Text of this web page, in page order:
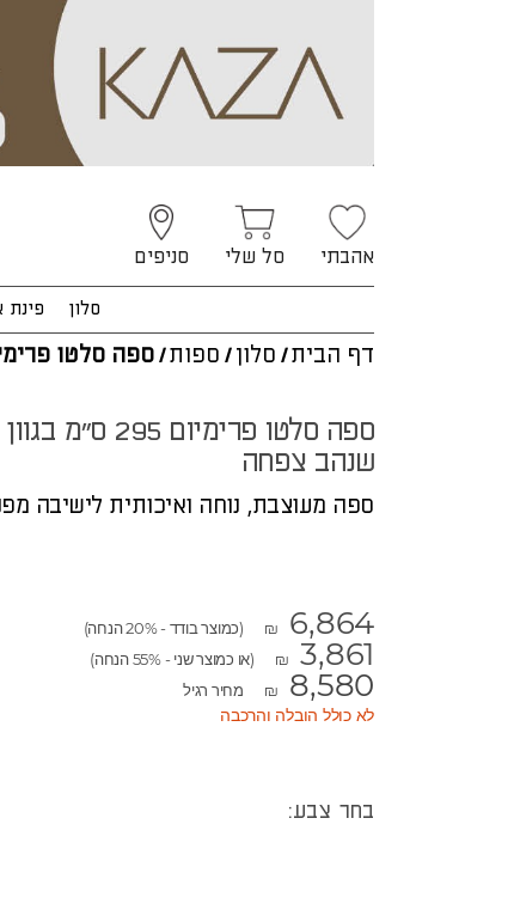
אהבתי סל שלי סניפים
סלון פינת
דף הבית/ סלון / ספות/ ספה סלטו
ספה סלטו פרימיום 295 ס"מ בגוון
שנהב צפחה
ספה מעוצבת, נוחה ואיכותית לישיבה
₪ 6,864 (כמוצר בודד - 20% הנחה)
₪ 3,861 (או כמוצר שני - 55% הנחה)
₪ 8,580 מחיר רגיל
לא כולל הובלה והרכבה
בחר צבע: